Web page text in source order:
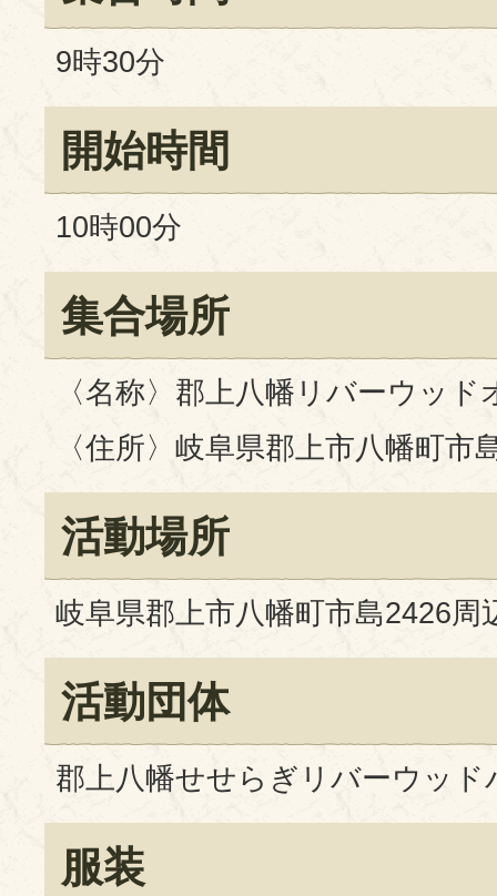
9時30分
開始時間
10時00分
集合場所
〈名称〉郡上八幡リバーウッ
〈住所〉岐阜県郡上市八幡町市
活動場所
岐阜県郡上市八幡町市島2426周
活動団体
郡上八幡せせらぎリバーウッド
服装